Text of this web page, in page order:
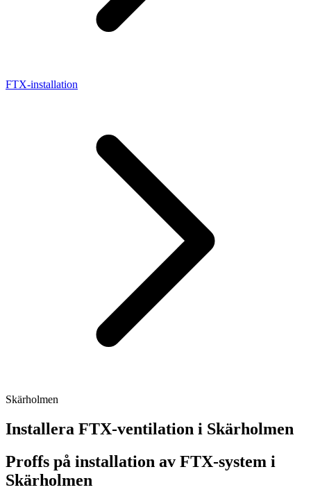
FTX-installation
Skärholmen
Installera FTX-ventilation i Skärholmen
Proffs på installation av FTX-system i
Skärholmen